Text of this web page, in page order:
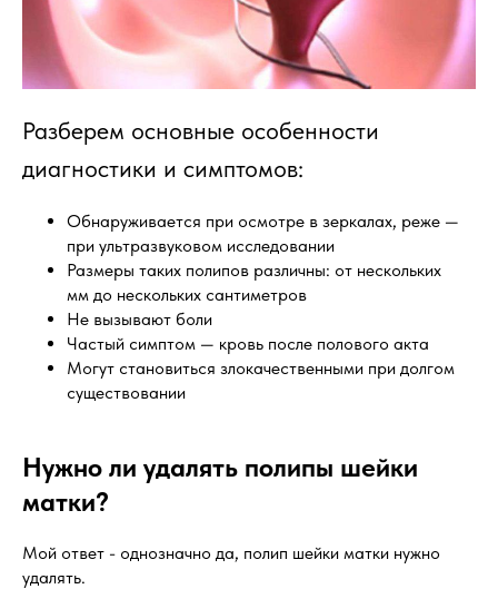
Разберем основные особенности
диагностики и симптомов:
Обнаруживается при осмотре в зеркалах, реже —
при ультразвуковом исследовании
Размеры таких полипов различны: от нескольких
мм до нескольких сантиметров
Не вызывают боли
Частый симптом — кровь после полового акта
Могут становиться злокачественными при долгом
существовании
Нужно ли удалять полипы шейки
матки?
Мой ответ - однозначно да, полип шейки матки нужно
удалять.